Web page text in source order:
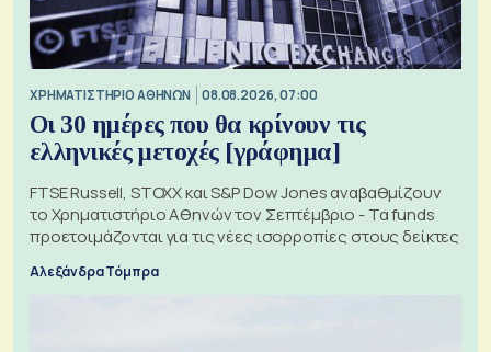
XΡΗΜΑΤΙΣΤΗΡΙΟ ΑΘΗΝΩΝ 08.08.2026, 07:00
Οι 30 ημέρες που θα κρίνουν τις
ελληνικές μετοχές [γράφημα]
FTSE Russell, STOXX και S&P Dow Jones αναβαθμίζουν
το Χρηματιστήριο Αθηνών τον Σεπτέμβριο - Τα funds
προετοιμάζονται για τις νέες ισορροπίες στους δείκτες
Αλεξάνδρα Τόμπρα